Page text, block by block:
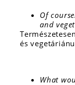
Of
and
és
What